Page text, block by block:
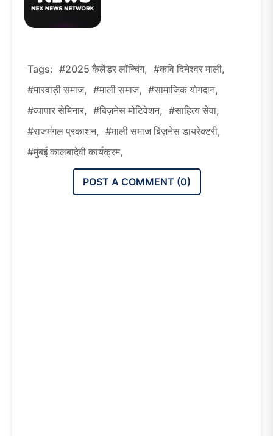
Tags: #2025 कैलेंडर लॉन्चिंग, #कवि दिनेश्वर माली,
#मारवाड़ी समाज, #माली समाज, #सामाजिक योगदान,
#व्यापार सेमिनार, #बिज़नेस मोटिवेशन, #साहित्य सेवा,
#राजमंगल प्रकाशन, #माली समाज बिज़नेस डायरेक्टरी,
#मुंबई कालबादेवी कार्यक्रम,
POST A COMMENT (0)